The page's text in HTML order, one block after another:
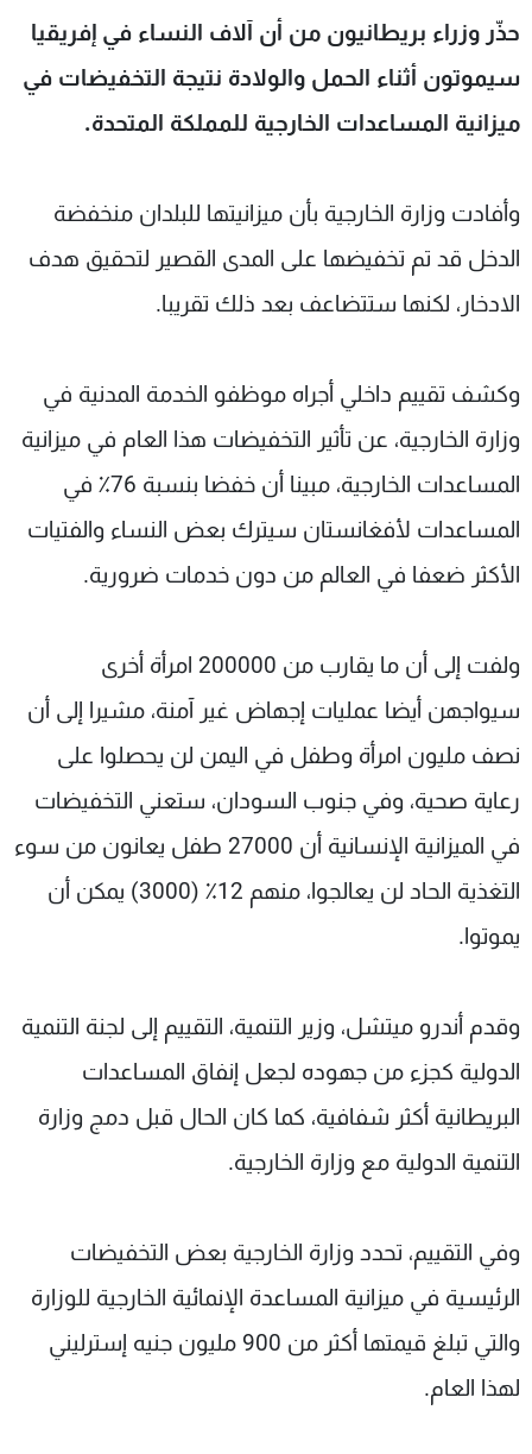
حذّر وزراء بريطانيون من أن آلاف النساء في إفريقيا
سيموتون أثناء الحمل والولادة نتيجة التخفيضات في
ميزانية المساعدات الخارجية للمملكة المتحدة.
وأفادت وزارة الخارجية بأن ميزانيتها للبلدان منخفضة
الدخل قد تم تخفيضها على المدى القصير لتحقيق هدف
الادخار، لكنها ستتضاعف بعد ذلك تقريبا.
وكشف تقييم داخلي أجراه موظفو الخدمة المدنية في
وزارة الخارجية، عن تأثير التخفيضات هذا العام في ميزانية
المساعدات الخارجية، مبينا أن خفضا بنسبة 76٪ في
المساعدات لأفغانستان سيترك بعض النساء والفتيات
الأكثر ضعفا في العالم من دون خدمات ضرورية.
ولفت إلى أن ما يقارب من 200000 امرأة أخرى
سيواجهن أيضا عمليات إجهاض غير آمنة، مشيرا إلى أن
نصف مليون امرأة وطفل في اليمن لن يحصلوا على
رعاية صحية، وفي جنوب السودان، ستعني التخفيضات
في الميزانية الإنسانية أن 27000 طفل يعانون من سوء
التغذية الحاد لن يعالجوا، منهم 12٪ (3000) يمكن أن
يموتوا.
وقدم أندرو ميتشل، وزير التنمية، التقييم إلى لجنة التنمية
الدولية كجزء من جهوده لجعل إنفاق المساعدات
البريطانية أكثر شفافية، كما كان الحال قبل دمج وزارة
التنمية الدولية مع وزارة الخارجية.
وفي التقييم، تحدد وزارة الخارجية بعض التخفيضات
الرئيسية في ميزانية المساعدة الإنمائية الخارجية للوزارة
والتي تبلغ قيمتها أكثر من 900 مليون جنيه إسترليني
لهذا العام.
شاهد البرامج
عن MTV
وظائف
سياسة الخصوصية